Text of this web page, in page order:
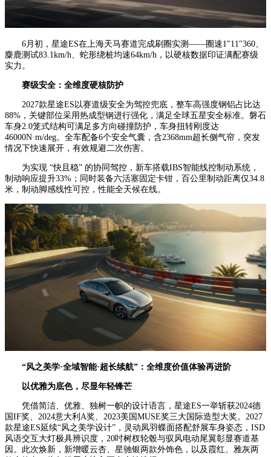
6月初，星途ES在上海天马赛道完成刷圈实测——圈速1"11"360、
麋鹿测试83.1km/h、蛇形绕桩均速64km/h，以硬核数据印证满配赛级
实力。
赛级安全：全维度硬核防护
2027款星途ES以赛道级安全为驾控兜底，整车高强度钢铝占比达
88%，关键部位采用热成型钢进行强化，满足全球五星安全标准。磐石
车身2.0笼式结构可满足多方向碰撞防护，车身扭转刚度达
46000N·m/deg。全车配备6个安全气囊，含2368mm超长侧气帘，突发
情况下快速展开，有效规避二次伤害。
为实现 “快且稳” 的协同驾控，新车搭载IBS智能线控制动系统，
制动响应提升33%；同时装备六活塞固定卡钳，百公里制动距离仅34.8
米，制动脚感线性可控，性能全天候在线。
“风之美学·全域智能·超长续航”：全维度价值体验再进阶
以优雅为底色，尽显年轻锋芒
凭借简洁、优雅、独树一帜的设计语言，星途ES一举斩获2024德
国IF奖、2024意大利A奖、2023美国MUSE奖三大国际造型大奖。2027
款星途ES延续“风之美学设计”，灵动凤羽蝶面搭配舒展车身姿态，ISD
风语交互大灯极具辨识度，20吋树杈轮毂与驭风电动尾翼彰显赛道基
因。此次焕新，新增暖云杏、星驰银两款外饰色，以及霞红、雅灰两